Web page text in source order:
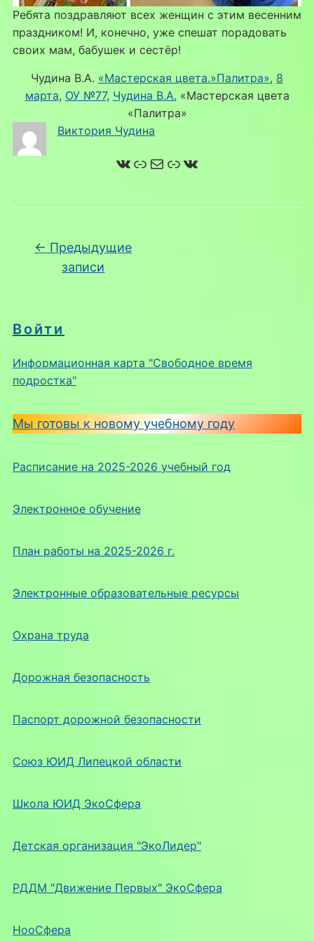
Войти
Информационная карта "Свободное время
подростка"
Мы готовы к новому учебному году
Расписание на 2025-2026 учебный год
Электронное обучение
План работы на 2025-2026 г.
Электронные образовательные ресурсы
Охрана труда
Дорожная безопасность
Паспорт дорожной безопасности
Союз ЮИД Липецкой области
Школа ЮИД ЭкоСфера
Детская организация "ЭкоЛидер"
РДДМ "Движение Первых" ЭкоСфера
НооСфера
Ребята поздравляют всех женщин с этим весенним
праздником! И, конечно, уже спешат порадовать
своих мам, бабушек и сестёр!
Чудина В.А. «Мастерская цвета.»Палитра», 8
марта, ОУ №77, Чудина В.А. «Мастерская цвета
«Палитра»
Виктория Чудина
ВКонтакте
Ссылка
Почта
Ссылка
ВКонтакте
Навигация по записям
← Предыдущие
записи